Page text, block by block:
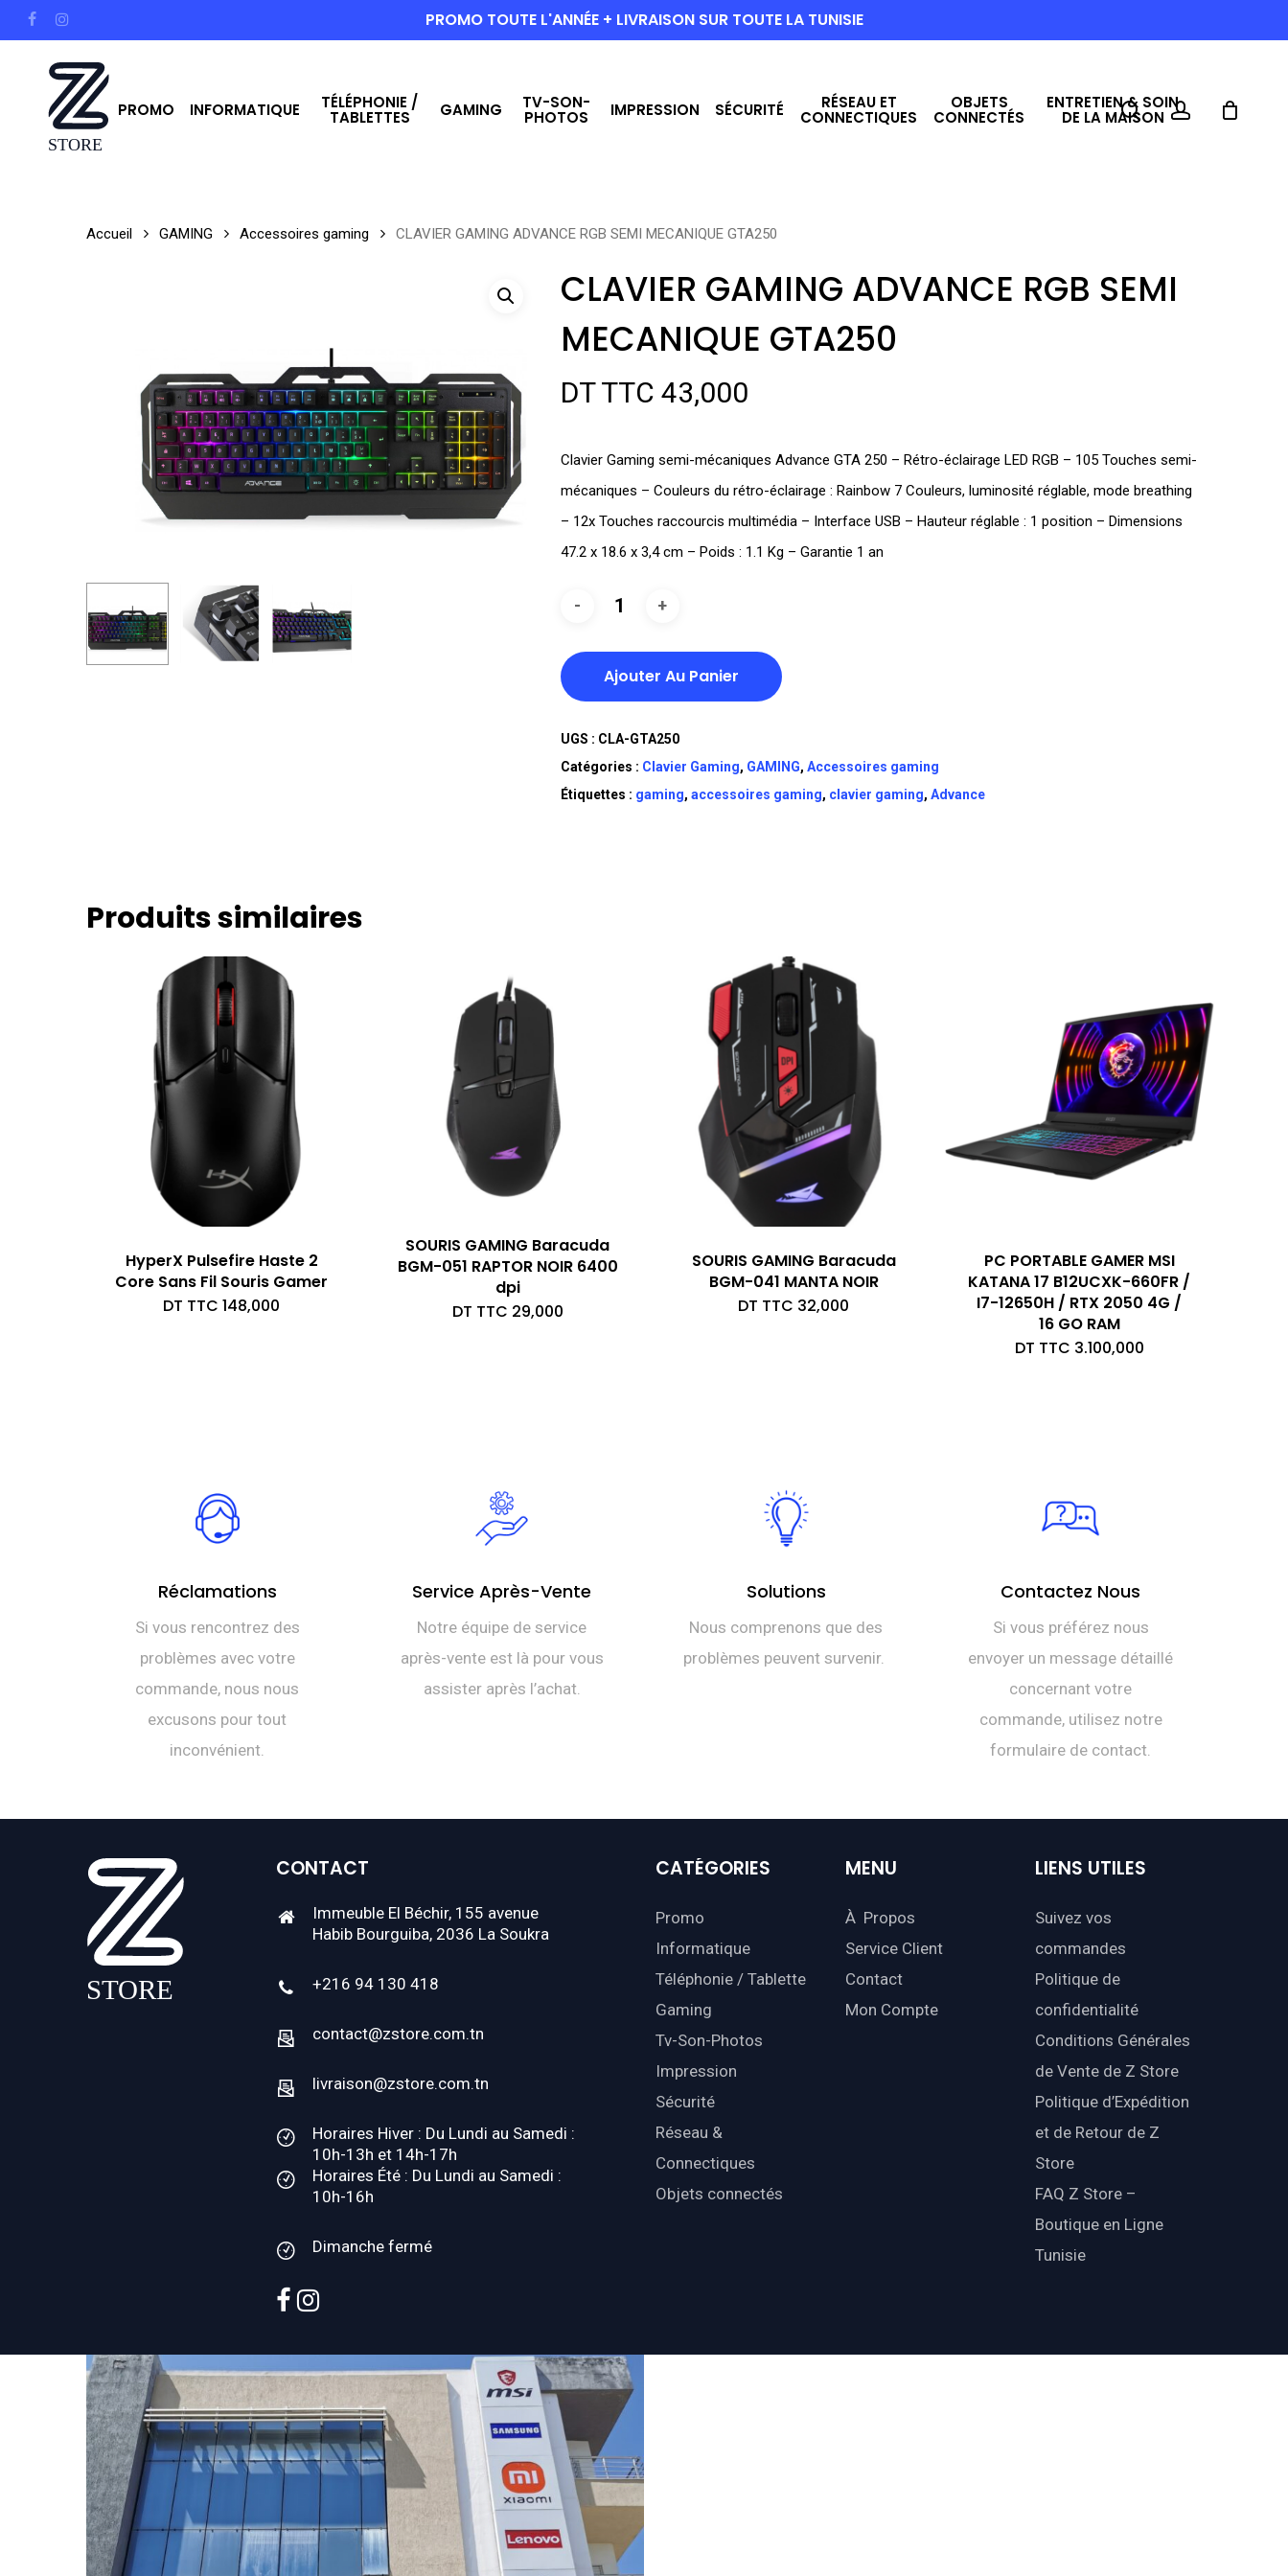
to
facebookinstagram PROMO TOUTE L'ANNÉE + LIVRAISON SUR TOUTE LA TUNISIE
PROMO INFORMATIQUE TÉLÉPHONIE /
TABLETTES GAMING TV-SON-
PHOTOS IMPRESSION SÉCURITÉ RÉSEAU ET
CONNECTIQUES
OBJETS
CONNECTÉS
ENTRETIEN & SOIN
DE LA MAISONsearchaccount
Accueil GAMING Accessoires gaming CLAVIER GAMING ADVANCE RGB SEMI MECANIQUE GTA250
CLAVIER GAMING ADVANCE RGB SEMI
MECANIQUE GTA250
DT TTC 43,000
Clavier Gaming semi-mécaniques Advance GTA 250 – Rétro-éclairage LED RGB – 105 Touches semi-
mécaniques – Couleurs du rétro-éclairage : Rainbow 7 Couleurs, luminosité réglable, mode breathing
– 12x Touches raccourcis multimédia – Interface USB – Hauteur réglable : 1 position – Dimensions
47.2 x 18.6 x 3,4 cm – Poids : 1.1 Kg – Garantie 1 an
Ajouter Au Panier
UGS : CLA-GTA250
Catégories : Clavier Gaming, GAMING, Accessoires gaming
Étiquettes : gaming, accessoires gaming, clavier gaming, Advance
Produits similaires
HyperX Pulsefire Haste 2
Core Sans Fil Souris Gamer
DT TTC 148,000
SOURIS GAMING Baracuda
BGM-051 RAPTOR NOIR 6400
dpi
DT TTC 29,000
SOURIS GAMING Baracuda
BGM-041 MANTA NOIR
DT TTC 32,000
PC PORTABLE GAMER MSI
KATANA 17 B12UCXK-660FR /
I7-12650H / RTX 2050 4G /
16 GO RAM
DT TTC 3.100,000
Réclamations
Si vous rencontrez des
problèmes avec votre
commande, nous nous
excusons pour tout
inconvénient.
Service Après-Vente
Notre équipe de service
après-vente est là pour vous
assister après l’achat.
Solutions
Nous comprenons que des
problèmes peuvent survenir.
Contactez Nous
Si vous préférez nous
envoyer un message détaillé
concernant votre
commande, utilisez notre
formulaire de contact.
CONTACT
Immeuble El Béchir, 155 avenue
Habib Bourguiba, 2036 La Soukra
+216 94 130 418
contact@zstore.com.tn
livraison@zstore.com.tn
Horaires Hiver : Du Lundi au Samedi :
10h-13h et 14h-17h
Horaires Été : Du Lundi au Samedi :
10h-16h
Dimanche fermé
facebook
instagram
CATÉGORIES
Promo
Informatique
Téléphonie / Tablette
Gaming
Tv-Son-Photos
Impression
Sécurité
Réseau &
Connectiques
Objets connectés
MENU
À Propos
Service Client
Contact
Mon Compte
LIENS UTILES
Suivez vos
commandes
Politique de
confidentialité
Conditions Générales
de Vente de Z Store
Politique d’Expédition
et de Retour de Z
Store
FAQ Z Store –
Boutique en Ligne
Tunisie